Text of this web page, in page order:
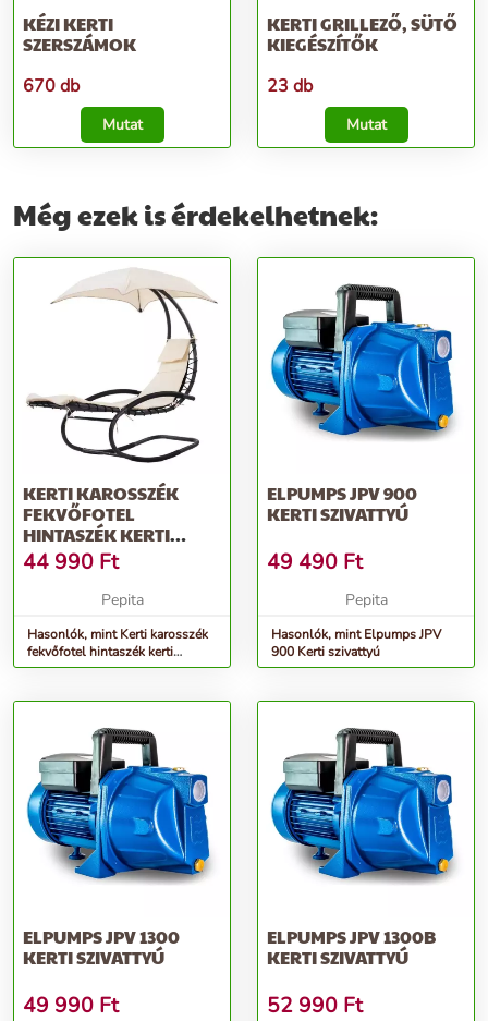
KÉZI KERTI
SZERSZÁMOK
670 db
Mutat
KERTI GRILLEZŐ, SÜTŐ
KIEGÉSZÍTŐK
23 db
Mutat
Még ezek is érdekelhetnek:
KERTI KAROSSZÉK
FEKVŐFOTEL
HINTASZÉK KERTI
FÜGGŐÁGY
44 990 Ft
Pepita
Hasonlók, mint Kerti karosszék
fekvőfotel hintaszék kerti
függőágy
ELPUMPS JPV 900
KERTI SZIVATTYÚ
49 490 Ft
Pepita
Hasonlók, mint Elpumps JPV
900 Kerti szivattyú
ELPUMPS JPV 1300
KERTI SZIVATTYÚ
49 990 Ft
ELPUMPS JPV 1300B
KERTI SZIVATTYÚ
52 990 Ft